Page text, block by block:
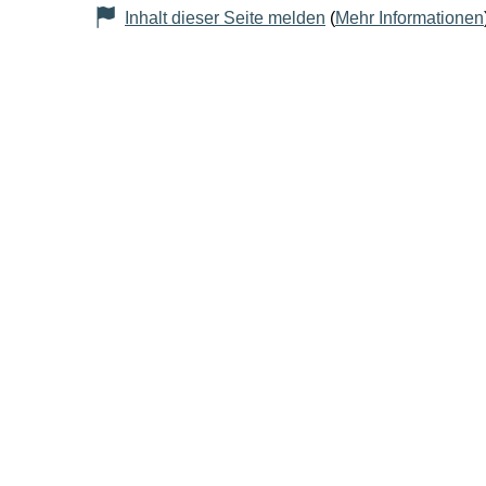
Inhalt dieser Seite melden (Mehr Informationen